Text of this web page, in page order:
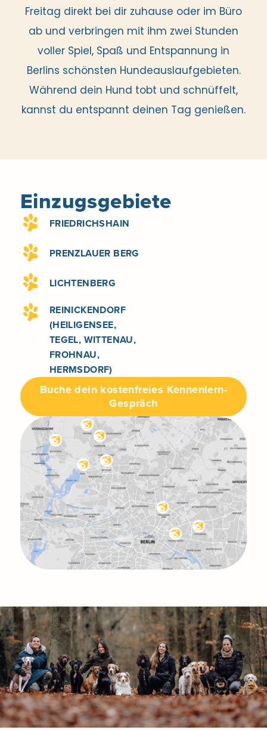
Freitag direkt bei dir zuhause oder im Büro
ab und verbringen mit ihm zwei Stunden
voller Spiel, Spaß und Entspannung in
Berlins schönsten Hundeauslaufgebieten.
Während dein Hund tobt und schnüffelt,
kannst du entspannt deinen Tag genießen.
Einzugsgebiete
FRIEDRICHSHAIN
PRENZLAUER BERG
LICHTENBERG
REINICKENDORF
(HEILIGENSEE,
TEGEL, WITTENAU,
FROHNAU,
HERMSDORF)
Buche dein kostenfreies Kennenlern-
Gespräch